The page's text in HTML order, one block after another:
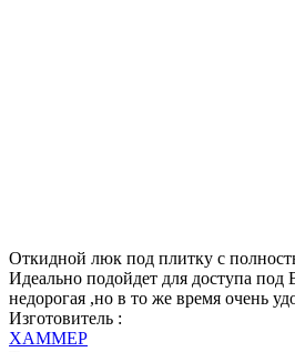
Откидной люк под плитку с
Идеально подойдет для доступа
недорогая ,но в то же время очень
Изготовитель :
ХАММЕР